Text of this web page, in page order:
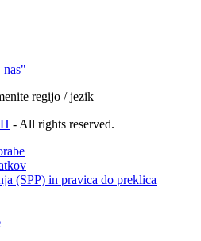
nas"
regijo / jezik
- All rights reserved.
(SPP) in pravica do preklica